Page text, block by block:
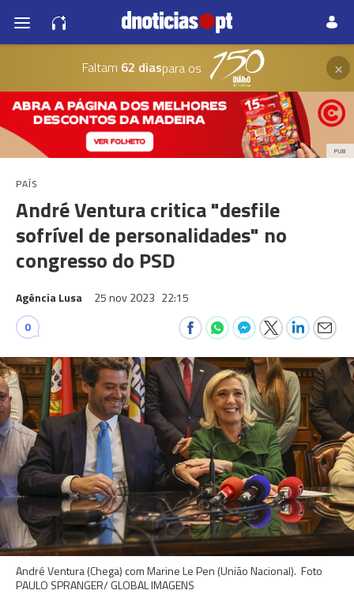
Faltam 62 diaspara os ×
PUB
PAÍS
André Ventura critica "desfile
sofrível de personalidades" no
congresso do PSD
Agência Lusa 25 nov 2023 22:15
0
André Ventura (Chega) com Marine Le Pen (União Nacional). Foto
PAULO SPRANGER/ GLOBAL IMAGENS